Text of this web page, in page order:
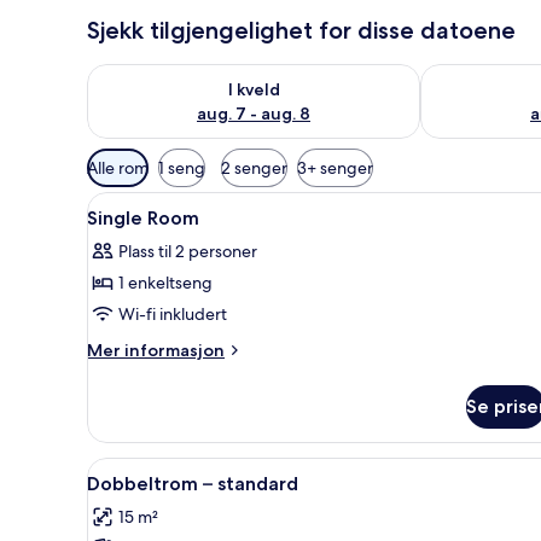
Sjekk tilgjengelighet for disse datoene
I kveld
aug. 7 - aug. 8
Sjekk tilgjengelighet for i kveld, aug. 7 - aug. 8
Sjekk
Tilgjengelige
filtre
for
rom
Alle rom 1 seng 2 senger 3+ senger
Åpne
alle
bildene
av
Single
Room
Safe på rommet, skrivebord,
5
Single Room
Plass til 2 personer
1 enkeltseng
Wi-fi inkludert
Mer informasjon
Mer
Room
Se
Åpne
alle
bildene
Dobbeltrom – standard |
5
Dobbeltrom – standard
15 m²